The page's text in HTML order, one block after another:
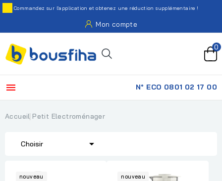
Commandez sur l'application et obtenez une réduction supplémentaire !
Mon compte
0
 N° ECO 0801 02 17 00
Accueil Petit Electroménager
Choisir 
nouveau nouveau